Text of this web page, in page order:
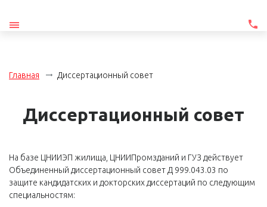
Главная Диссертационный совет
Диссертационный совет
На базе ЦНИИЭП жилища, ЦНИИПромзданий и ГУЗ действует
Объединенный диссертационный совет Д 999.043.03 по
защите кандидатских и докторских диссертаций по следующим
специальностям: